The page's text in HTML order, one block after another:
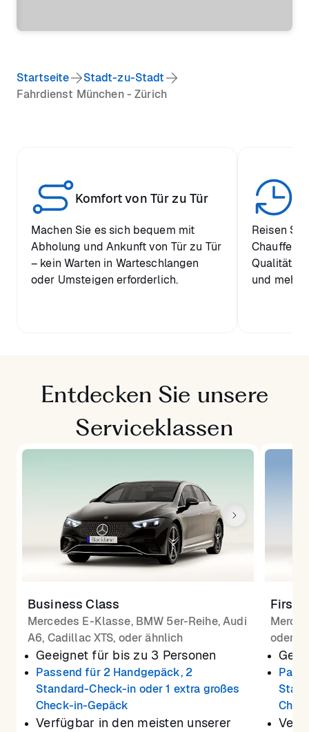
Startseite
Stadt-zu-Stadt
Fahrdienst München - Zürich
Komfort von Tür zu Tür
Machen Sie es sich bequem mit
Abholung und Ankunft von Tür zu Tür
– kein Warten in Warteschlangen
oder Umsteigen erforderlich.
Reisen
Qualität,
und mehr
Entdecken Sie unsere
Serviceklassen
Business Class
Mercedes E-Klasse, BMW 5er-Reihe, Audi
A6, Cadillac XTS, oder ähnlich
Geeignet für bis zu 3 Personen
Passend für 2 Handgepäck, 2
Standard-Check-in oder 1 extra großes
Check-in-Gepäck
Verfügbar in den meisten unserer
First
oder